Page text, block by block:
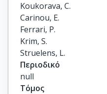
Koukorava, C.
Carinou, E.
Ferrari, P.
Krim, S.
Struelens, L.
Περιοδικό
null
Τόμος